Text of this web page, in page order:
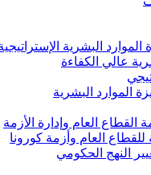
البشرية
عالي الكفاءة
الموارد البشرية
القطاع العام وإدارة الأزمة
للقطاع العام وأزمة كورونا
النهج الحكومي